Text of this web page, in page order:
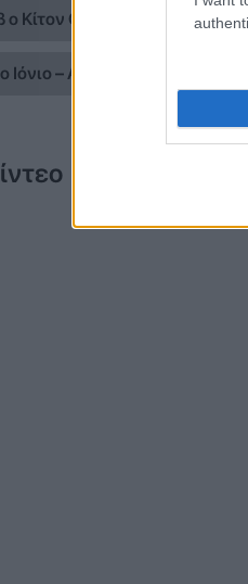
ο Κίτον Ουάλας – Η
Ιόνιο – Αισθητή δόνηση